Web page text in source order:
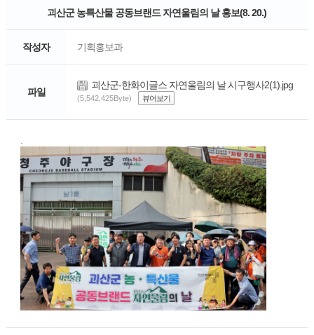
괴산군 농특산물 공동브랜드 자연울림의 날 홍보(8. 20.)
작성자 기획홍보과
파일
괴산군-한화이글스 자연울림의 날 시구행사2(1).jpg
(5,542,425Byte) 뷰어보기